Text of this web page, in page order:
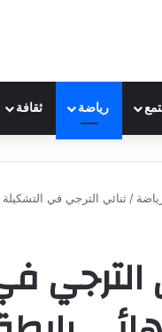
رياضة ثقافة
/ ثنائي الترجي في التشكيلة
الترجي